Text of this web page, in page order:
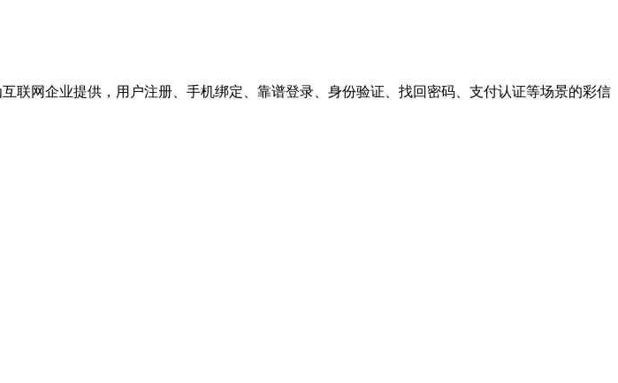
联网企业提供，用户注册、手机绑定、靠谱登录、身份验证、找回密码、支付认证等场景的彩信